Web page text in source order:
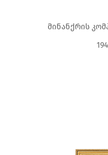
მინანქრის